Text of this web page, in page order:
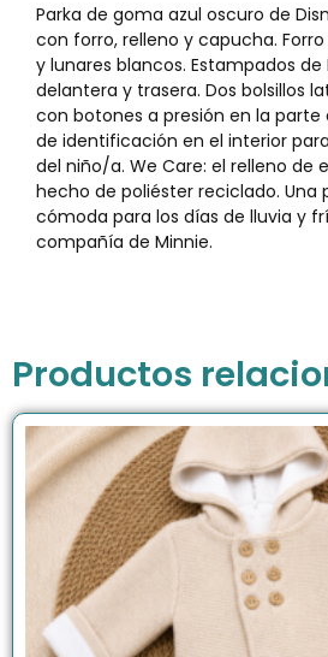
Parka de goma azul oscuro de
con forro, relleno y capucha.
y lunares blancos. Estampados
delantera y trasera. Dos bolsillos
con botones a presión en la parte
de identificación en el interior
del niño/a. We Care: el relleno de
hecho de poliéster reciclado. Una
cómoda para los días de lluvia y
compañía de Minnie.
Productos